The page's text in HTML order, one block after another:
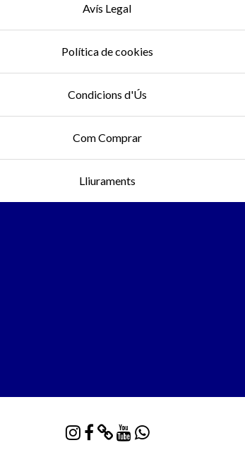
Avís Legal
Política de cookies
Condicions d'Ús
Com Comprar
Lliuraments